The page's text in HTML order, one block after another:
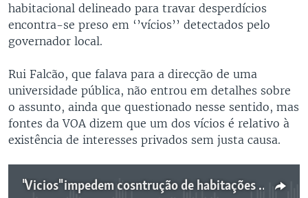
habitacional delineado para travar desperdícios
encontra-se preso em ‘’vícios’’ detectados pelo
governador local.
Rui Falcão, que falava para a direcção de uma
universidade pública, não entrou em detalhes sobre
o assunto, ainda que questionado nesse sentido, mas
fontes da VOA dizem que um dos vícios é relativo à
existência de interesses privados sem justa causa.
"Vicios" impedem cosntrução de habitações em benguela - 2:16